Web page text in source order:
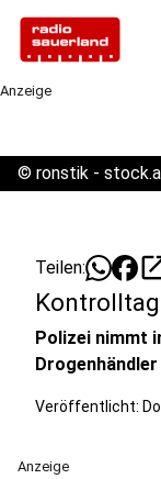
Anzeige
© ronstik -
Teilen:
Polizei nimmt
Veröffentlicht:
Anzeige